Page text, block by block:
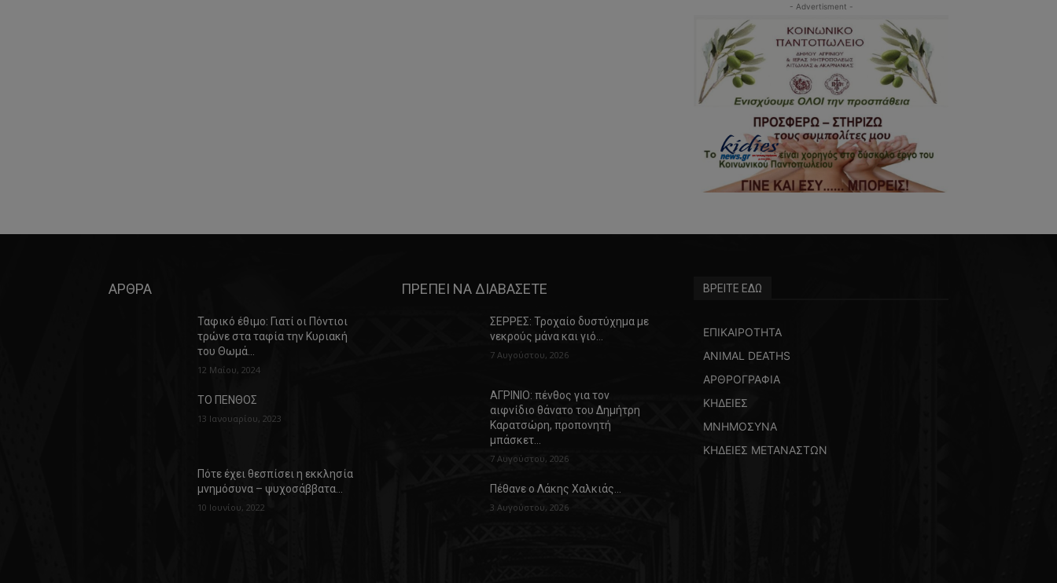
- Advertisment -
ΑΡΘΡΑ
Ταφικό έθιμο: Γιατί οι Πόντιοι
τρώνε στα ταφία την Κυριακή
του Θωμά…
12 Μαΐου, 2024
ΤΟ ΠΕΝΘΟΣ
13 Ιανουαρίου, 2023
Πότε έχει θεσπίσει η εκκλησία
μνημόσυνα – ψυχοσάββατα…
10 Ιουνίου, 2022
ΠΡΕΠΕΙ ΝΑ ΔΙΑΒΑΣΕΤΕ
ΣΕΡΡΕΣ: Τροχαίο δυστύχημα με
νεκρούς μάνα και γιό…
7 Αυγούστου, 2026
ΑΓΡΙΝΙΟ: πένθος για τον
αιφνίδιο θάνατο του Δημήτρη
Καρατσώρη, προπονητή
μπάσκετ…
7 Αυγούστου, 2026
Πέθανε ο Λάκης Χαλκιάς…
3 Αυγούστου, 2026
ΒΡΕΙΤΕ ΕΔΩ
ΕΠΙΚΑΙΡΟΤΗΤΑ
ANIMAL DEATHS
ΑΡΘΡΟΓΡΑΦΙΑ
ΚΗΔΕΙΕΣ
ΜΝΗΜΟΣΥΝΑ
ΚΗΔΕΙΕΣ ΜΕΤΑΝΑΣΤΩΝ